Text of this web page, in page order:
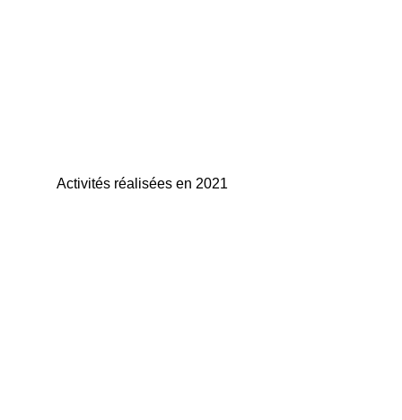
Activités réalisées en 2021